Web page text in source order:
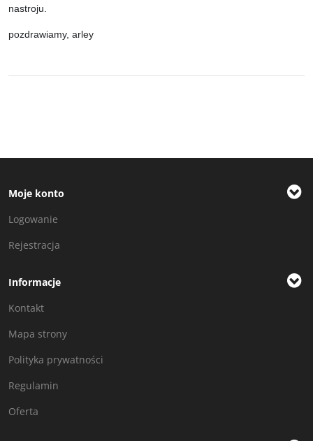
nastroju.
pozdrawiamy, arley
Moje konto
Logowanie
Rejestracja
Informacje
Kontakt
Mapa strony
Polityka prywatności
Regulamin
Oferta